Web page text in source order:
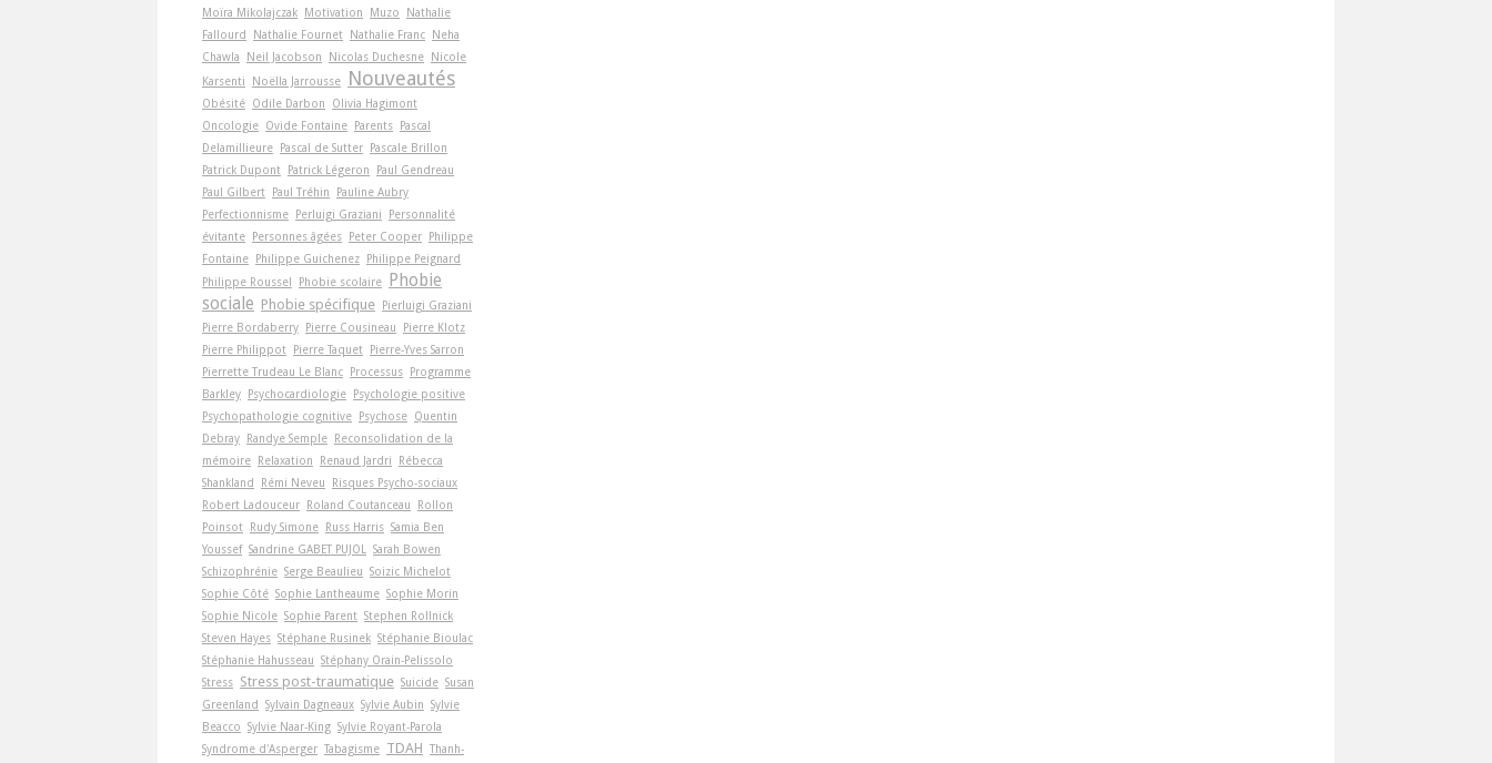
Moïra Mikolajczak Motivation Muzo
Nathalie
Fallourd
Nathalie Fournet Nathalie Franc Neha
Chawla
Neil Jacobson Nicolas Duchesne Nicole
Karsenti
Noëlla Jarrousse Nouveautés
Obésité Odile Darbon
Olivia Hagimont
Oncologie Ovide Fontaine Parents Pascal
Delamillieure Pascal de Sutter Pascale Brillon
Patrick Dupont Patrick Légeron
Paul Gendreau
Paul Gilbert Paul Tréhin
Pauline Aubry
Perfectionnisme Perluigi Graziani
Personnalité
évitante Personnes âgées Peter Cooper Philippe
Fontaine Philippe Guichenez Philippe Peignard
Philippe Roussel
Phobie scolaire
Phobie
sociale Phobie spécifique Pierluigi Graziani
Pierre Bordaberry Pierre Cousineau
Pierre Klotz
Pierre Philippot Pierre Taquet Pierre-Yves Sarron
Pierrette Trudeau Le Blanc Processus Programme
Barkley Psychocardiologie Psychologie positive
Psychopathologie cognitive Psychose Quentin
Debray Randye Semple Reconsolidation de la
mémoire Relaxation Renaud Jardri
Rébecca
Shankland
Rémi Neveu
Risques Psycho-sociaux
Robert Ladouceur Roland Coutanceau
Rollon
Poinsot Rudy Simone Russ Harris Samia Ben
Youssef Sandrine GABET PUJOL
Sarah Bowen
Schizophrénie Serge Beaulieu Soizic Michelot
Sophie Côté Sophie Lantheaume Sophie Morin
Sophie Nicole Sophie Parent Stephen Rollnick
Steven Hayes Stéphane Rusinek Stéphanie Bioulac
Stéphanie Hahusseau Stéphany Orain-Pelissolo
Stress Stress post-traumatique Suicide Susan
Greenland Sylvain Dagneaux Sylvie Aubin Sylvie
Beacco Sylvie Naar-King Sylvie Royant-Parola
Syndrome d'Asperger Tabagisme TDAH Thanh-